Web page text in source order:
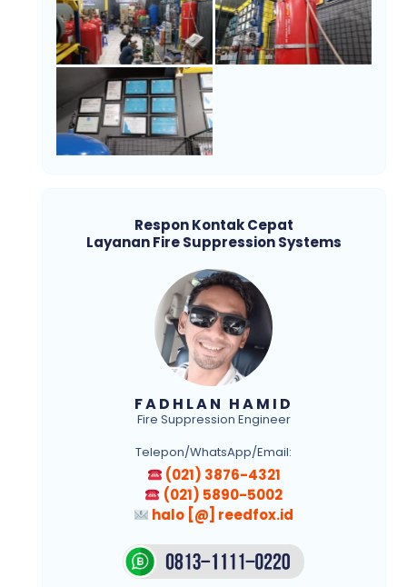
Respon Kontak Cepat
Layanan Fire Suppression Systems
FADHLAN HAMID
Fire Suppression Engineer
Telepon/WhatsApp/Email:
(021) 3876-4321
(021) 5890-5002
halo [@] reedfox.id